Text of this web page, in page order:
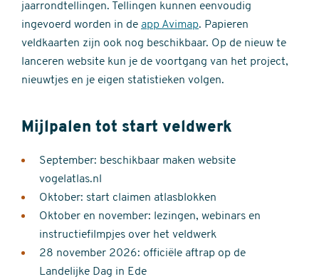
jaarrondtellingen. Tellingen kunnen eenvoudig
ingevoerd worden in de app Avimap. Papieren
veldkaarten zijn ook nog beschikbaar. Op de nieuw te
lanceren website kun je de voortgang van het project,
nieuwtjes en je eigen statistieken volgen.
Mijlpalen tot start veldwerk
September: beschikbaar maken website
vogelatlas.nl
Oktober: start claimen atlasblokken
Oktober en november: lezingen, webinars en
instructiefilmpjes over het veldwerk
28 november 2026: officiële aftrap op de
Landelijke Dag in Ede